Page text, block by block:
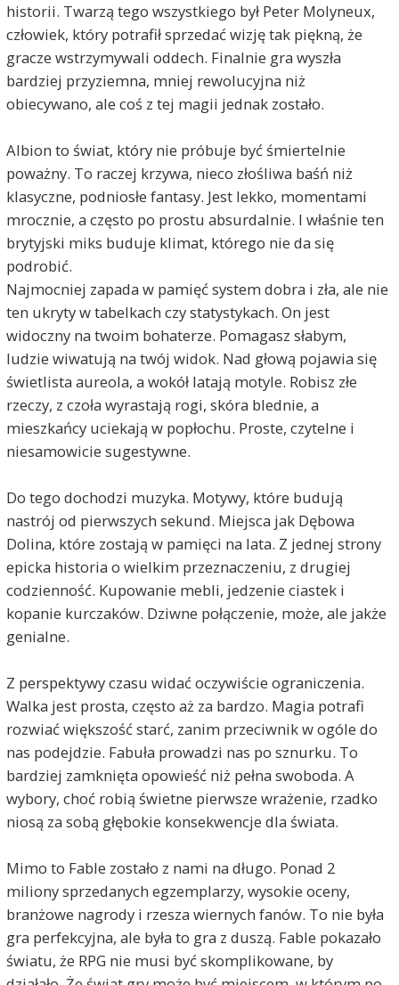
historii. Twarzą tego wszystkiego był Peter Molyneux,
człowiek, który potrafił sprzedać wizję tak piękną, że
gracze wstrzymywali oddech. Finalnie gra wyszła
bardziej przyziemna, mniej rewolucyjna niż
obiecywano, ale coś z tej magii jednak zostało.
Albion to świat, który nie próbuje być śmiertelnie
poważny. To raczej krzywa, nieco złośliwa baśń niż
klasyczne, podniosłe fantasy. Jest lekko, momentami
mrocznie, a często po prostu absurdalnie. I właśnie ten
brytyjski miks buduje klimat, którego nie da się
podrobić.
Najmocniej zapada w pamięć system dobra i zła, ale nie
ten ukryty w tabelkach czy statystykach. On jest
widoczny na twoim bohaterze. Pomagasz słabym,
ludzie wiwatują na twój widok. Nad głową pojawia się
świetlista aureola, a wokół latają motyle. Robisz złe
rzeczy, z czoła wyrastają rogi, skóra blednie, a
mieszkańcy uciekają w popłochu. Proste, czytelne i
niesamowicie sugestywne.
Do tego dochodzi muzyka. Motywy, które budują
nastrój od pierwszych sekund. Miejsca jak Dębowa
Dolina, które zostają w pamięci na lata. Z jednej strony
epicka historia o wielkim przeznaczeniu, z drugiej
codzienność. Kupowanie mebli, jedzenie ciastek i
kopanie kurczaków. Dziwne połączenie, może, ale jakże
genialne.
Z perspektywy czasu widać oczywiście ograniczenia.
Walka jest prosta, często aż za bardzo. Magia potrafi
rozwiać większość starć, zanim przeciwnik w ogóle do
nas podejdzie. Fabuła prowadzi nas po sznurku. To
bardziej zamknięta opowieść niż pełna swoboda. A
wybory, choć robią świetne pierwsze wrażenie, rzadko
niosą za sobą głębokie konsekwencje dla świata.
Mimo to Fable zostało z nami na długo. Ponad 2
miliony sprzedanych egzemplarzy, wysokie oceny,
branżowe nagrody i rzesza wiernych fanów. To nie była
gra perfekcyjna, ale była to gra z duszą. Fable pokazało
światu, że RPG nie musi być skomplikowane, by